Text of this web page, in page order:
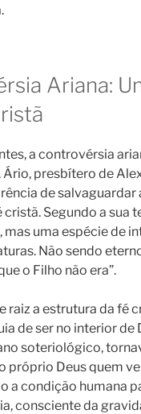
Ariana:
a controvérsia
presbítero de
de
Segundo a sua
mas uma espécie de
Não sendo
o Filho não era”.
raiz a estrutura da fé
de ser no interior
soteriológico,
próprio Deus quem
a condição humana
consciente da